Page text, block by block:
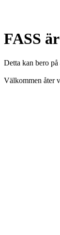
FASS
Detta kan bero
Välkommen åter